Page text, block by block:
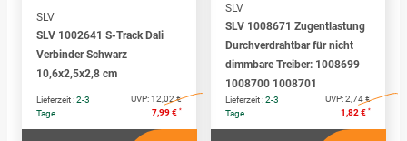
SLV
SLV 1002641 S-Track Dali
Verbinder Schwarz
10,6x2,5x2,8 cm
Lieferzeit :2-3
Tage
UVP:12,02 €
7,99 € *
SLV
SLV 1008671 Zugentlastung
Durchverdrahtbar für nicht
dimmbare Treiber: 1008699
1008700 1008701
Lieferzeit :2-3
Tage
UVP:2,74 €
1,82 € *